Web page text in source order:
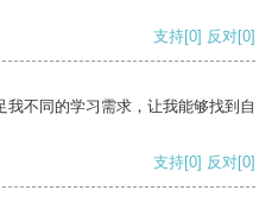
支持[0] 反对[0]
不同的学习需求，让我能够找到自
支持[0] 反对[0]